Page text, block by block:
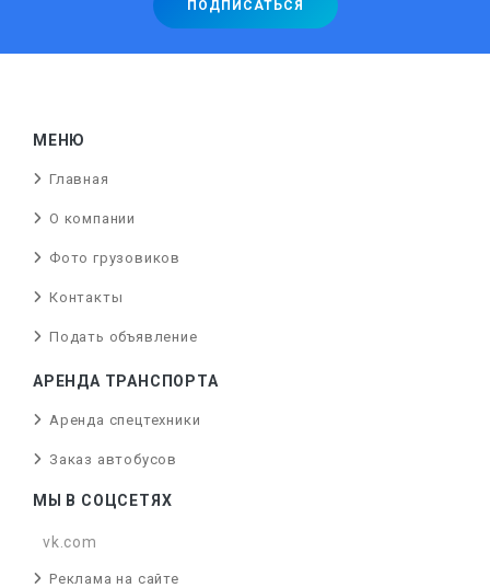
МЕНЮ
Главная
О компании
Фото грузовиков
Контакты
Подать объявление
АРЕНДА ТРАНСПОРТА
Аренда спецтехники
Заказ автобусов
МЫ В СОЦСЕТЯХ
vk.com
Реклама на сайте